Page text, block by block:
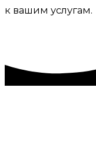
к вашим услугам.